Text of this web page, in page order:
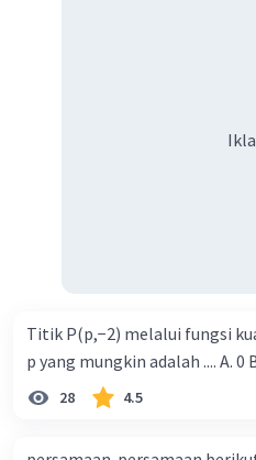
Titik P(p,−2) melalui fungsi
p yang mungkin adalah .... A. 0
28 4.5